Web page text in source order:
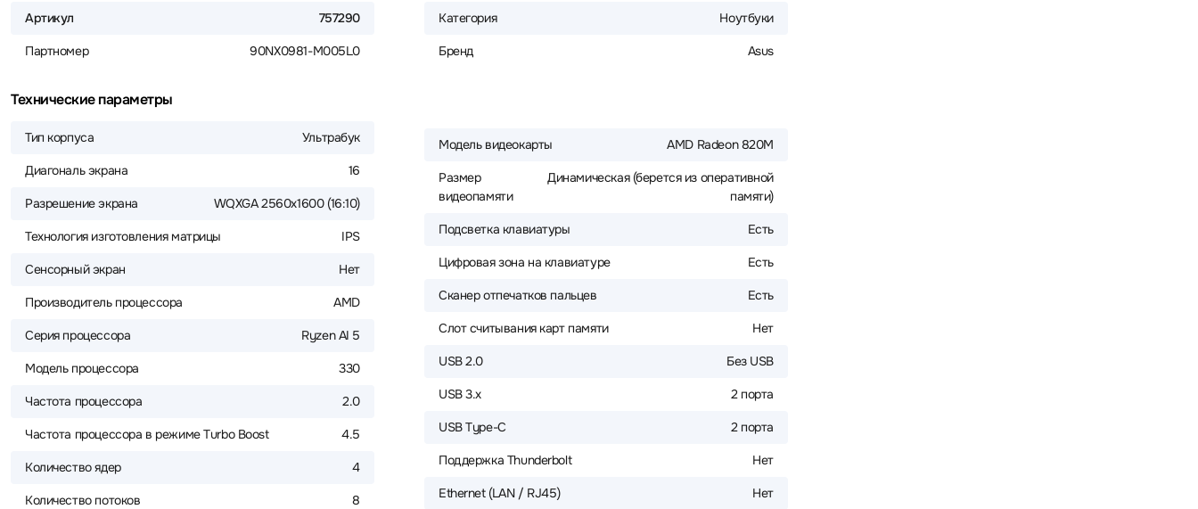
Артикул 757290
Партномер 90NX0981-M005L0
Категория Ноутбуки
Бренд Asus
Технические параметры
Тип корпуса Ультрабук
Диагональ экрана 16
Разрешение экрана WQXGA 2560x1600 (16:10)
Технология изготовления матрицы IPS
Сенсорный экран Нет
Производитель процессора AMD
Серия процессора Ryzen AI 5
Модель процессора 330
Частота процессора 2.0
Частота процессора в режиме Turbo Boost 4.5
Количество ядер 4
Количество потоков 8
Модель видеокарты AMD Radeon 820M
Размер
видеопамяти
Динамическая (берется из оперативной
памяти)
Подсветка клавиатуры Есть
Цифровая зона на клавиатуре Есть
Сканер отпечатков пальцев Есть
Слот считывания карт памяти Нет
USB 2.0 Без USB
USB 3.x 2 порта
USB Type-C 2 порта
Поддержка Thunderbolt Нет
Ethernet (LAN / RJ45) Нет